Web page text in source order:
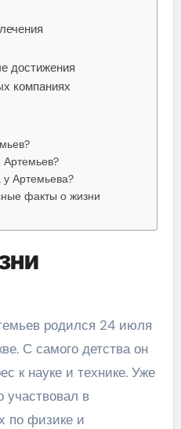
достижения
компаниях
Артемьев?
у Артемьева?
факты о жизни
родился 24 июля
С самого детства он
к науке и технике. Уже
участвовал в
по физике и